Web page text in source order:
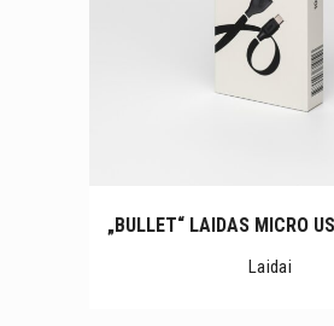
„BULLET“ LAIDAS MICRO
Laidai